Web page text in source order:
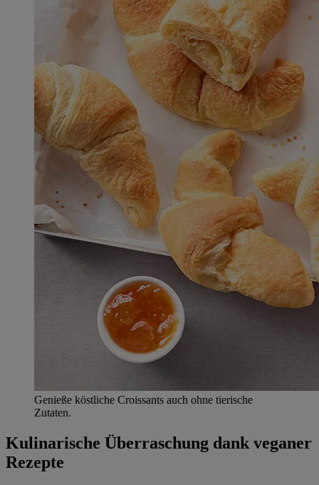
Genieße köstliche Croissants auch ohne tierische
Zutaten.
Kulinarische Überraschung dank veganer
Rezepte